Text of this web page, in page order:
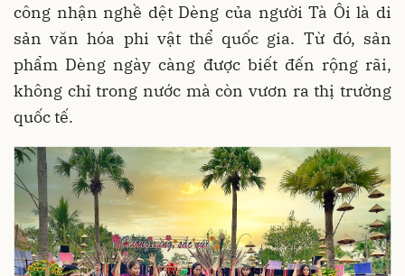
công nhận nghề dệt Dèng của người Tà Ôi là di
sản văn hóa phi vật thể quốc gia. Từ đó, sản
phẩm Dèng ngày càng được biết đến rộng rãi,
không chỉ trong nước mà còn vươn ra thị trường
quốc tế.